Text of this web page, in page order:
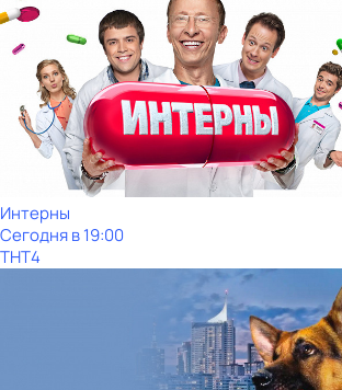
Интерны
Сегодня в 19:00
ТНТ4